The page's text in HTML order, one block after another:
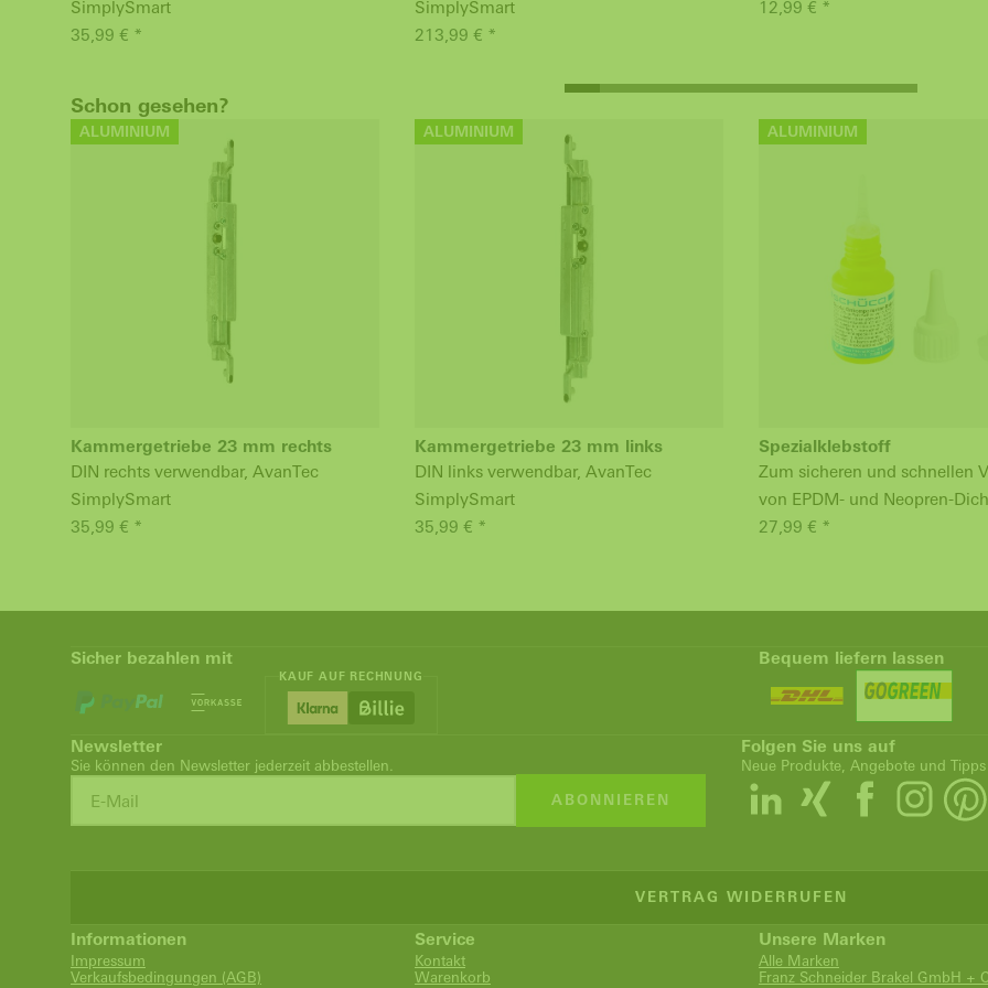
SimplySmart
35,99 € *
SimplySmart
213,99 € *
12,99 € *
Schon gesehen?
ALUMINIUM
Kammergetriebe 23 mm rechts
DIN rechts verwendbar, AvanTec
SimplySmart
35,99 € *
ALUMINIUM
Kammergetriebe 23 mm links
DIN links verwendbar, AvanTec
SimplySmart
35,99 € *
ALUMINIUM
Spezialklebstoff
Zum sicheren und schnellen
von EPDM- und Neopren-
27,99 € *
Sicher bezahlen mit
KAUF AUF RECHNUNG
Bequem liefern lassen
Newsletter
Sie können den Newsletter jederzeit abbestellen.
ABONNIEREN
Folgen Sie uns auf
Neue Produkte, Angebote und Tipps
VERTRAG WIDERRUFEN
Informationen
Impressum
Verkaufsbedingungen (AGB)
Service
Kontakt
Warenkorb
Unsere Marken
Alle Marken
Franz Schneider Brakel GmbH +